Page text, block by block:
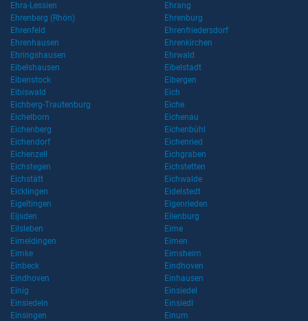
Ehra-Lessien
Ehrang
Ehrenberg (Rhön)
Ehrenburg
Ehrenfeld
Ehrenfriedersdorf
Ehrenhausen
Ehrenkirchen
Ehringshausen
Ehrwald
Eibelshausen
Eibelstadt
Eibenstock
Eibergen
Eibiswald
Eich
Eichberg-Trautenburg
Eiche
Eichelborn
Eichenau
Eichenberg
Eichenbühl
Eichendorf
Eichenried
Eichenzell
Eichgraben
Eichstegen
Eichstetten
Eichstätt
Eichwalde
Eicklingen
Eidelstedt
Eigeltingen
Eigenrieden
Eijsden
Eilenburg
Eilsleben
Eime
Eimeldingen
Eimen
Eimke
Eimsheim
Einbeck
Eindhoven
Eindhoven
Einhausen
Einig
Einsiedel
Einsiedeln
Einsiedl
Einsingen
Einum